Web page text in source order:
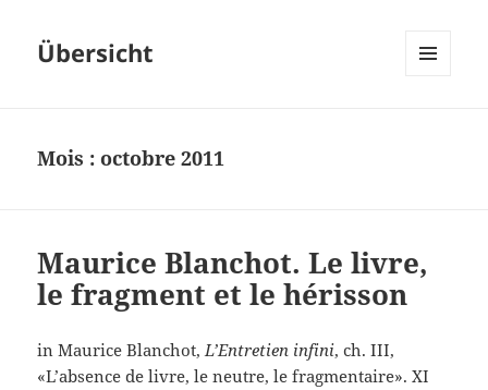
Übersicht
Mois :octobre 2011
Maurice Blanchot. Le livre,
le fragment et le hérisson
in Maurice Blanchot, L’Entretien infini, ch. III,
«L’absence de livre, le neutre, le fragmentaire». XI